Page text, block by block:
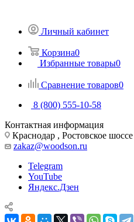
Личный кабинет
Корзина0
Избранные товары0
Сравнение товаров0
8 (800) 555-10-58
Контактная информация
Краснодар , Ростовское шоссе
zakaz@woodson.ru
Telegram
YouTube
Яндекс.Дзен